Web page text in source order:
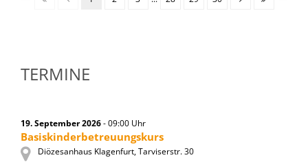
TERMINE
19. September 2026- 09:00 Uhr
Basiskinderbetreuungskurs
Diözesanhaus Klagenfurt, Tarviserstr. 30